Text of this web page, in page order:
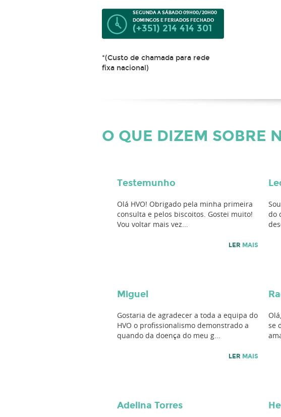
SEGUNDA A SÁBADO 09H00/20H00
DOMINGOS E FERIADOS FECHADO
(+351) 214 414 301
*(Custo de chamada para rede
fixa nacional)
O QUE DIZEM SOBRE
Testemunho
Olá HVO! Obrigado pela minha primeira
consulta e pelos biscoitos. Gostei muito!
Vou voltar mais vez...
LER MAIS
do
Miguel
Gostaria de agradecer a toda a equipa do
HVO o profissionalismo demonstrado a
quando da doença do meu g...
LER MAIS
se
Adelina Torres